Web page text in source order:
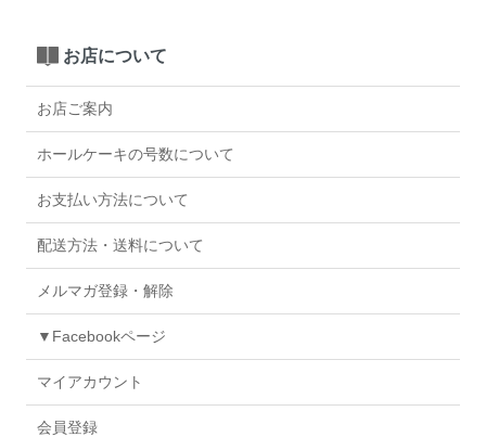
お店について
お店ご案内
ホールケーキの号数について
お支払い方法について
配送方法・送料について
メルマガ登録・解除
▼Facebookページ
マイアカウント
会員登録